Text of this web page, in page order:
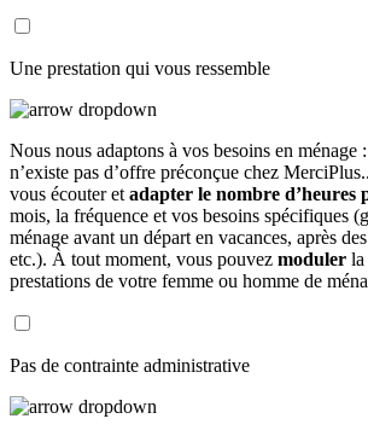
Une prestation qui vous ressemble
Nous nous adaptons à vos besoins en ménage
n’existe pas d’offre préconçue chez
vous écouter et adapter le nombre d’heures
mois, la fréquence et vos besoins spécifiques
ménage avant un départ en vacances, après
etc.). À tout moment, vous pouvez moduler la
prestations de votre femme ou homme de
Pas de contrainte administrative